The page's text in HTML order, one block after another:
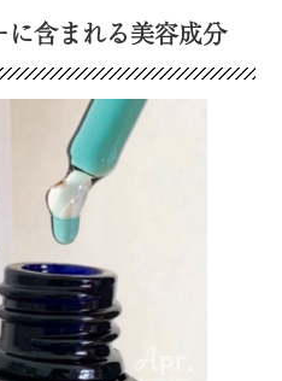
に含まれる美容成分